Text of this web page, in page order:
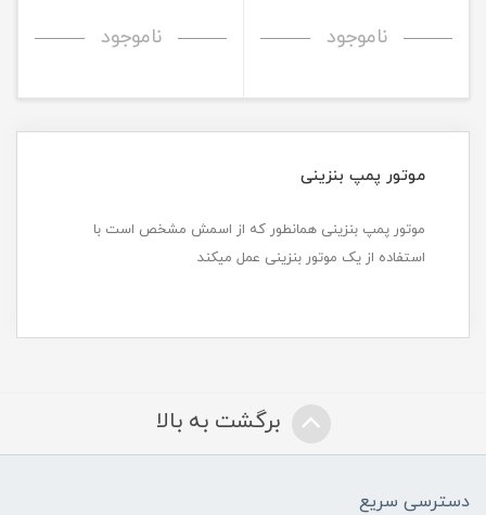
ناموجود ناموجود
موتور پمپ بنزینی
موتور پمپ بنزینی همانطور که از اسمش مشخص است با
استفاده از یک موتور بنزینی عمل میکند
برگشت به بالا
دسترسی سریع